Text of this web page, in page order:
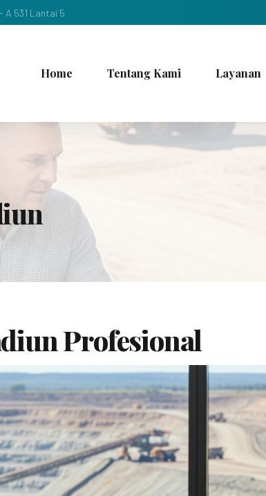
A 531 Lantai 5
Home Tentang Kami Layanan
Profesional